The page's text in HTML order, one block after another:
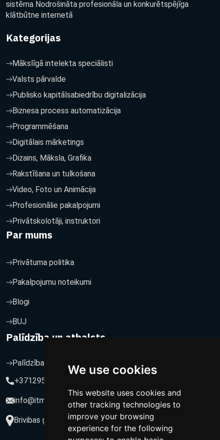
We use cookies
This website uses cookies and
other tracking technologies to
improve your browsing
experience for the following
sistēma Nodrošināta profesionāla un konkurētspējīga
klātbūtne internetā
Kategorijas
Mākslīgā intelekta speciālisti
Valsts pārvalde
Publisko kapitālsabiedrību digitalizācija
Biznesa process automatizācija
Programmēšana
Digitālais mārketings
Dizains, Māksla, Grafika
Rakstīšana un tulkošana
Video, Foto un Animācija
Profesionālie pakalpojumi
Privātskolotāji, instruktori
Par mums
Privātuma politika
Pakalpojumu noteikumi
Blogi
BUJ
Palīdzība un atbalsts
Palīdzība un atbalsts
+37129564547
info@itmarketing.lv
Brivibas gatve 234-77, LV-1039, Riga, Latvia